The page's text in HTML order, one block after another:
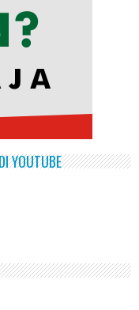
YOUTUBE